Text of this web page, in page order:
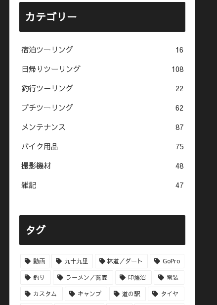
カテゴリー
宿泊ツーリング
16
日帰りツーリング
108
釣行ツーリング
22
プチツーリング
62
メンテナンス
87
バイク用品
75
撮影機材
48
雑記
47
タグ
動画 九十九里 林道／ダート GoPro
釣り ラーメン／蕎麦 印旛沼 電装
カスタム キャンプ 道の駅 タイヤ